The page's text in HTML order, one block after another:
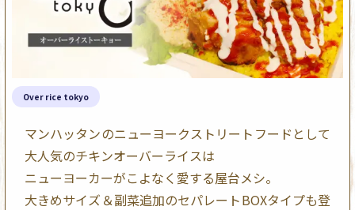
Over rice tokyo
マンハッタンのニューヨークストリートフードとして
大人気のチキンオーバーライスは
ニューヨーカーがこよなく愛する屋台メシ。
大きめサイズ＆副菜追加のセパレートBOXタイプも登